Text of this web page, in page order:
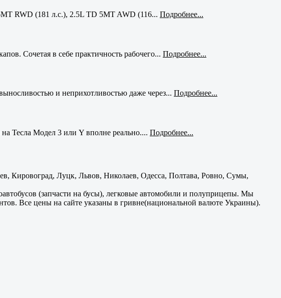
RWD (181 л.с.), 2.5L TD 5MT AWD (116... Подробнее...
Сочетая в себе практичность рабочего... Подробнее...
и неприхотливостью даже через... Подробнее...
Тесла Модел 3 или Y вполне реально.... Подробнее...
Кировоград, Луцк, Львов, Николаев, Одесса, Полтава, Ровно, Сумы,
(запчасти на бусы), легковые автомобили и полуприцепы. Мы
Все цены на сайте указаны в гривне(национальной валюте Украины).